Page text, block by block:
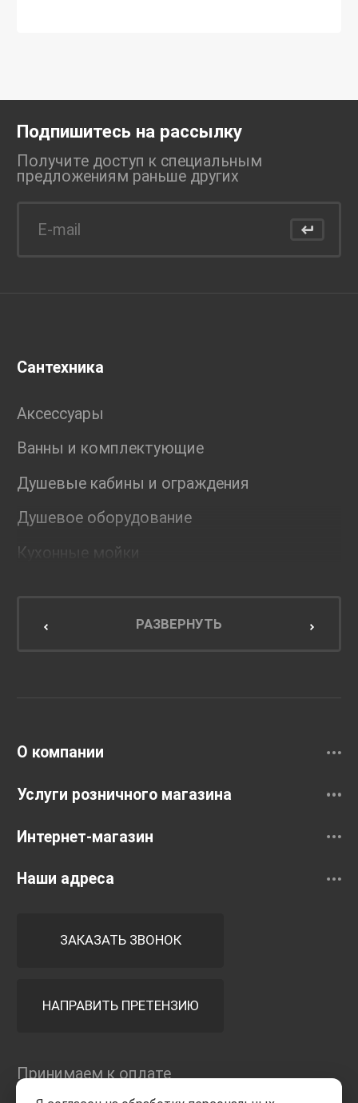
Подпишитесь на рассылку
Получите доступ к специальным
предложениям раньше других
Сантехника
Аксессуары
Ванны и комплектующие
Душевые кабины и ограждения
Душевое оборудование
Кухонные мойки
Мебель для кухниРАЗВЕРНУТЬ
О компании
Услуги розничного магазина
Интернет-магазин
Наши адреса
ЗАКАЗАТЬ ЗВОНОК
НАПРАВИТЬ ПРЕТЕНЗИЮ
Принимаем к оплате